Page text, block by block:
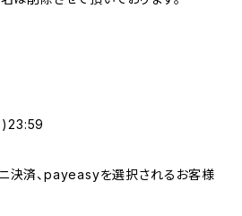
決済、payeasyを選択されるお客様